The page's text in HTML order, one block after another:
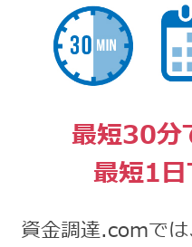
最短30分
最短1
資金調達.comで